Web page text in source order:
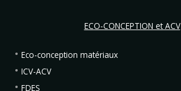
ECO-CONCEPTION et ACV
Eco-conception matériaux
ICV-ACV
FDES